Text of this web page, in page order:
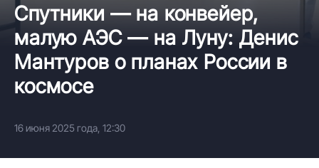
Спутники — на конвейер,
малую АЭС — на Луну: Денис
Мантуров о планах России в
космосе
16 июня 2025 года, 12:30